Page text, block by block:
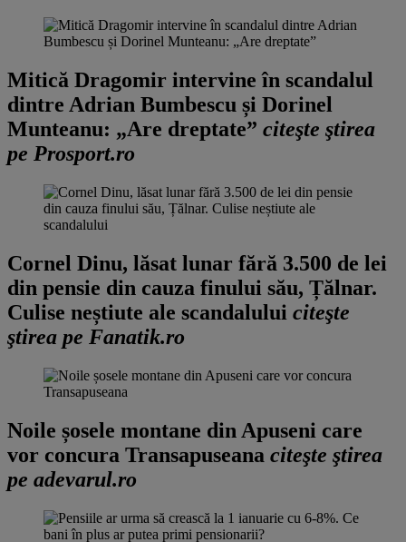
Mitică Dragomir intervine în scandalul
dintre Adrian Bumbescu și Dorinel
Munteanu: „Are dreptate” citeşte ştirea
pe Prosport.ro
Cornel Dinu, lăsat lunar fără 3.500 de lei
din pensie din cauza finului său, Țălnar.
Culise neștiute ale scandalului citeşte
ştirea pe Fanatik.ro
Noile șosele montane din Apuseni care
vor concura Transapuseana citeşte ştirea
pe adevarul.ro